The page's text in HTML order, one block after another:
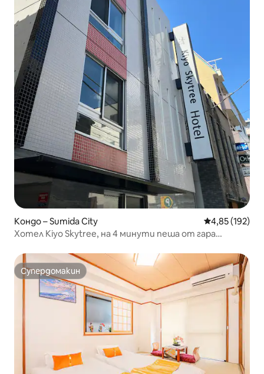
Кондо – Sumida City Средна
4,85 (192)
Хотел Kiyo Skytree, на 4 минути пеша от гара
Шинджуку/Шибуя/Дисни
Супердомакин
Супердомакин